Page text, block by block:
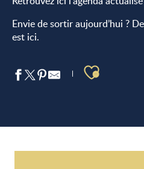
Envie de sortir aujourd’hui ?
est ici.